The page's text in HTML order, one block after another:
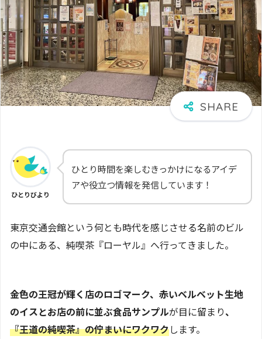
ひとりびより
ひとり時間を楽しむきっかけになるアイデ
アや役立つ情報を発信しています！
東京交通会館という何とも時代を感じさせる名前のビル
の中にある、純喫茶『ローヤル』へ行ってきました。
金色の王冠が輝く店のロゴマーク、赤いベルベット生地
のイスとお店の前に並ぶ食品サンプルが目に留まり、
『王道の純喫茶』の佇まいにワクワクします。